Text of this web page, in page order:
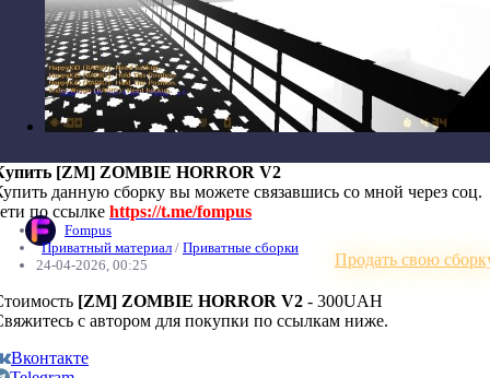
[ZM] ZOMBIE HORROR V2
данную сборку вы можете связавшись со мной через соц.
по ссылке https://t.me/fompus
Fompus
Приватный материал / Приватные сборки
24-04-2026, 00:25
Продать свою
[ZM] ZOMBIE HORROR V2 - 300UAH
с автором для покупки по ссылкам ниже.
Вконтакте